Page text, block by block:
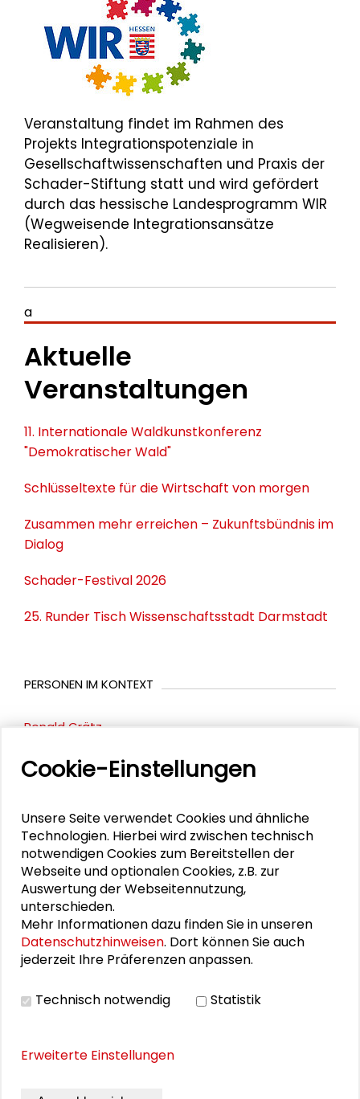
Veranstaltung findet im Rahmen des
Projekts Integrationspotenziale in
Gesellschaftwissenschaften und Praxis der
Schader-Stiftung statt und wird gefördert
durch das hessische Landesprogramm WIR
(Wegweisende Integrationsansätze
Realisieren).
a
Aktuelle
Veranstaltungen
11. Internationale Waldkunstkonferenz
"Demokratischer Wald"
Schlüsseltexte für die Wirtschaft von morgen
Zusammen mehr erreichen – Zukunftsbündnis im
Dialog
Schader-Festival 2026
25. Runder Tisch Wissenschaftsstadt Darmstadt
PERSONEN IM KONTEXT
Ronald Grätz
Rainer Hermann
Stephan Stetter
Joachim Rücker
DOWNLOADS
Stabilitätspartnerschaft (PDF)
Cookie-Einstellungen
Unsere Seite verwendet Cookies und ähnliche
Technologien. Hierbei wird zwischen technisch
notwendigen Cookies zum Bereitstellen der
Webseite und optionalen Cookies, z.B. zur
Auswertung der Webseitennutzung,
unterschieden.
Mehr Informationen dazu finden Sie in unseren
Datenschutzhinweisen. Dort können Sie auch
jederzeit Ihre Präferenzen anpassen.
Technisch notwendig Statistik
Erweiterte Einstellungen